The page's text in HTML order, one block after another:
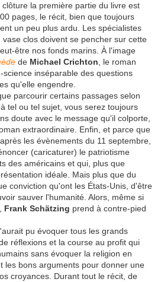
la première partie du livre est
pages, le récit, bien que toujours
un peu plus ardu. Les spécialistes
clos doivent se pencher sur cette
être nos fonds marins. À l'image
de Michael Crichton , le roman
inséparable des questions
qu'elle engendre.
parcourir certains passages selon
tel ou tel sujet, vous serez toujours
doute avec le message qu'il colporte,
extraordinaire. Enfin, et parce que
les évènements du 11 septembre,
(caricaturer) le patriotisme
des américains et qui, plus que
idéale. Mais plus que du
conviction qu'ont les États-Unis, d'être
sauver l'humanité. Alors, même si
Frank Schätzing prend à contre-pied
pu évoquer tous les grands
réflexions et la course au profit qui
sans évoquer la religion en
les bons arguments pour donner une
croyances. Durant tout le récit, de